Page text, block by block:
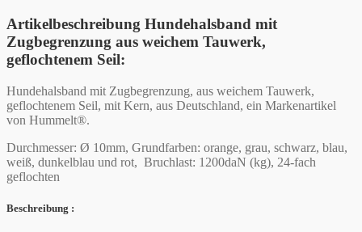
Artikelbeschreibung Hundehalsband mit
Zugbegrenzung aus weichem Tauwerk,
geflochtenem Seil:
Hundehalsband mit Zugbegrenzung, aus weichem Tauwerk,
geflochtenem Seil, mit Kern, aus Deutschland, ein Markenartikel
von Hummelt®.
Durchmesser: Ø 10mm, Grundfarben: orange, grau, schwarz, blau,
weiß, dunkelblau und rot, Bruchlast: 1200daN (kg), 24-fach
geflochten
Beschreibung :